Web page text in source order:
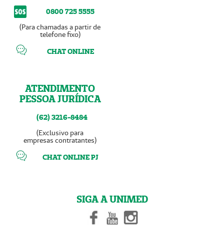
0800 725 5555
(Para chamadas a partir de
telefone fixo)
CHAT ONLINE
ATENDIMENTO
PESSOA JURÍDICA
(62) 3216-8484
(Exclusivo para
empresas contratantes)
CHAT ONLINE PJ
SIGA A UNIMED